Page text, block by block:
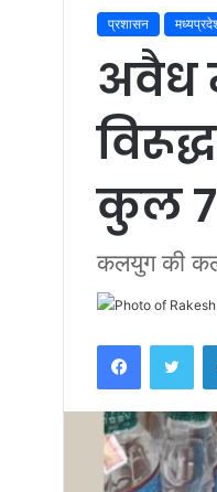
प्रशासन
अवैध
कुल 7
कलयुग की